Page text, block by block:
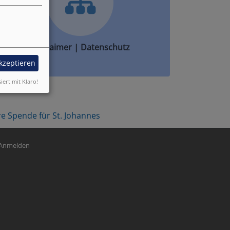
Disclaimer | Datenschutz
Spende für St. Johannes
mit Klaro!